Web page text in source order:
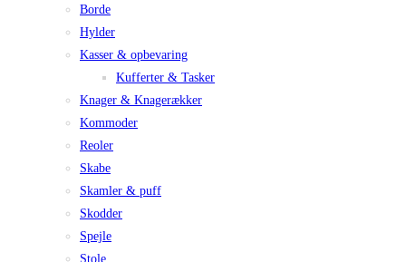
Borde
Hylder
Kasser & opbevaring
Kufferter & Tasker
Knager & Knagerækker
Kommoder
Reoler
Skabe
Skamler & puff
Skodder
Spejle
Stole